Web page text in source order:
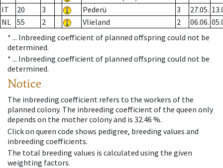
IT
20 3 Pederü 3 27.05.
NL 55 2 Vlieland 2 06.06.
* ... Inbreeding coefficient of planned offspring could not be
determined.
* ... Inbreeding coefficient of planned offspring could not be
determined.
Notice
The inbreeding coefficient refers to the workers of the
planned colony. The inbreeding coefficient of the queen only
depends on the mother colony and is 32.46 %.
Click on queen code shows pedigree, breeding values and
inbreeding coefficients.
The total breeding values is calculated using the given
weighting factors.